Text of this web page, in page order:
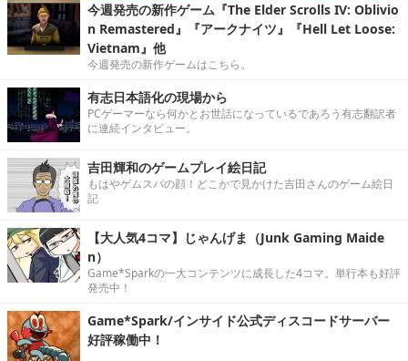
今週発売の新作ゲーム『The Elder Scrolls IV: Oblivio
n Remastered』『アークナイツ』『Hell Let Loose:
Vietnam』他
今週発売の新作ゲームはこちら。
有志日本語化の現場から
PCゲーマーなら何かとお世話になっているであろう有志翻訳者
に連続インタビュー。
吉田輝和のゲームプレイ絵日記
もはやゲムスパの顔！どこかで見かけた吉田さんのゲーム絵日
記
【大人気4コマ】じゃんげま（Junk Gaming Maide
n）
Game*Sparkの一大コンテンツに成長した4コマ。単行本も好評
発売中！
Game*Spark/インサイド公式ディスコードサーバー
好評稼働中！